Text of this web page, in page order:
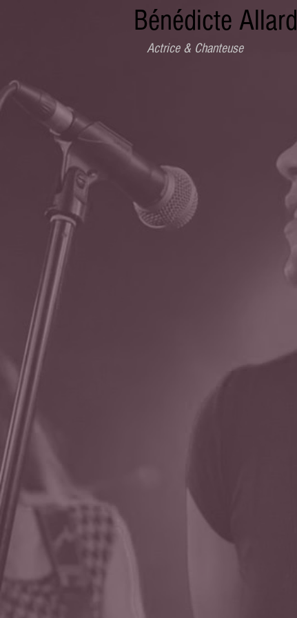
Actrice & Chanteuse
Bénédicte Allard